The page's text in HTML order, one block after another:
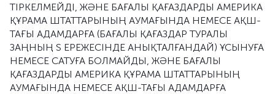
ТІРКЕЛМЕЙДІ, ЖӘНЕ БАҒАЛЫ ҚАҒАЗДАРДЫ АМЕРИКА
ҚҰРАМА ШТАТТАРЫНЫҢ АУМАҒЫНДА НЕМЕСЕ АҚШ-
ТАҒЫ АДАМДАРҒА (БАҒАЛЫ ҚАҒАЗДАР ТУРАЛЫ
ЗАҢНЫҢ S ЕРЕЖЕСІНДЕ АНЫҚТАЛҒАНДАЙ) ҰСЫНУҒА
НЕМЕСЕ САТУҒА БОЛМАЙДЫ, ЖӘНЕ БАҒАЛЫ
ҚАҒАЗДАРДЫ АМЕРИКА ҚҰРАМА ШТАТТАРЫНЫҢ
АУМАҒЫНДА НЕМЕСЕ АҚШ-ТАҒЫ АДАМДАРҒА